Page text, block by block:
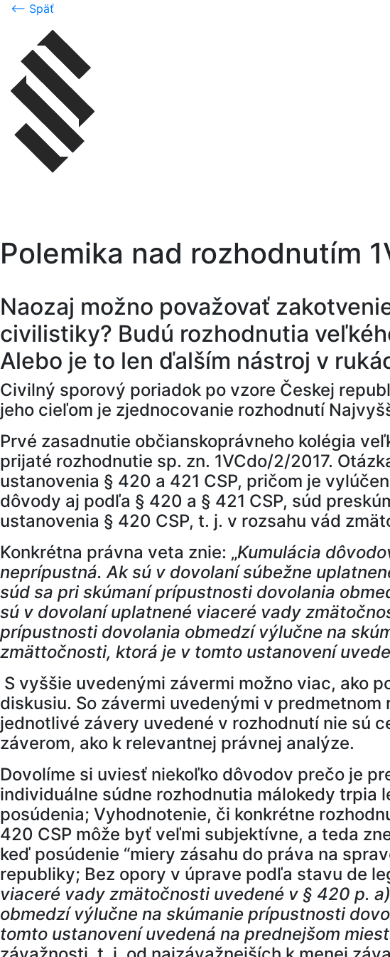
⟵ Späť
Polemika nad rozhodnutím
Naozaj možno považovať
civilistiky? Budú rozhodnutia
Alebo je to len ďalším nástroj v
Civilný sporový poriadok po vzore Českej
jeho cieľom je zjednocovanie rozhodnutí
Prvé zasadnutie občianskoprávneho kolégia
prijaté rozhodnutie sp. zn. 1VCdo/2/2017.
ustanovenia § 420 a 421 CSP, pričom je
dôvody aj podľa § 420 a § 421 CSP, súd
ustanovenia § 420 CSP, t. j. v rozsahu vád
Konkrétna právna veta znie: „Kumulácia
neprípustná. Ak sú v dovolaní súbežne
súd sa pri skúmaní prípustnosti dovolania
sú v dovolaní uplatnené viaceré vady
prípustnosti dovolania obmedzí výlučne na
zmättočnosti, ktorá je v tomto ustanovení
S vyššie uvedenými závermi možno viac, ako
diskusiu. So závermi uvedenými v
jednotlivé závery uvedené v rozhodnutí nie sú
záverom, ako k relevantnej právnej analýze.
Dovolíme si uviesť niekoľko dôvodov prečo je
individuálne súdne rozhodnutia málokedy trpia
posúdenia; Vyhodnotenie, či konkrétne
420 CSP môže byť veľmi subjektívne, a teda
keď posúdenie “miery zásahu do práva na
republiky; Bez opory v úprave podľa stavu de
viaceré vady zmätočnosti uvedené v § 420 p.
obmedzí výlučne na skúmanie prípustnosti
tomto ustanovení uvedená na prednejšom